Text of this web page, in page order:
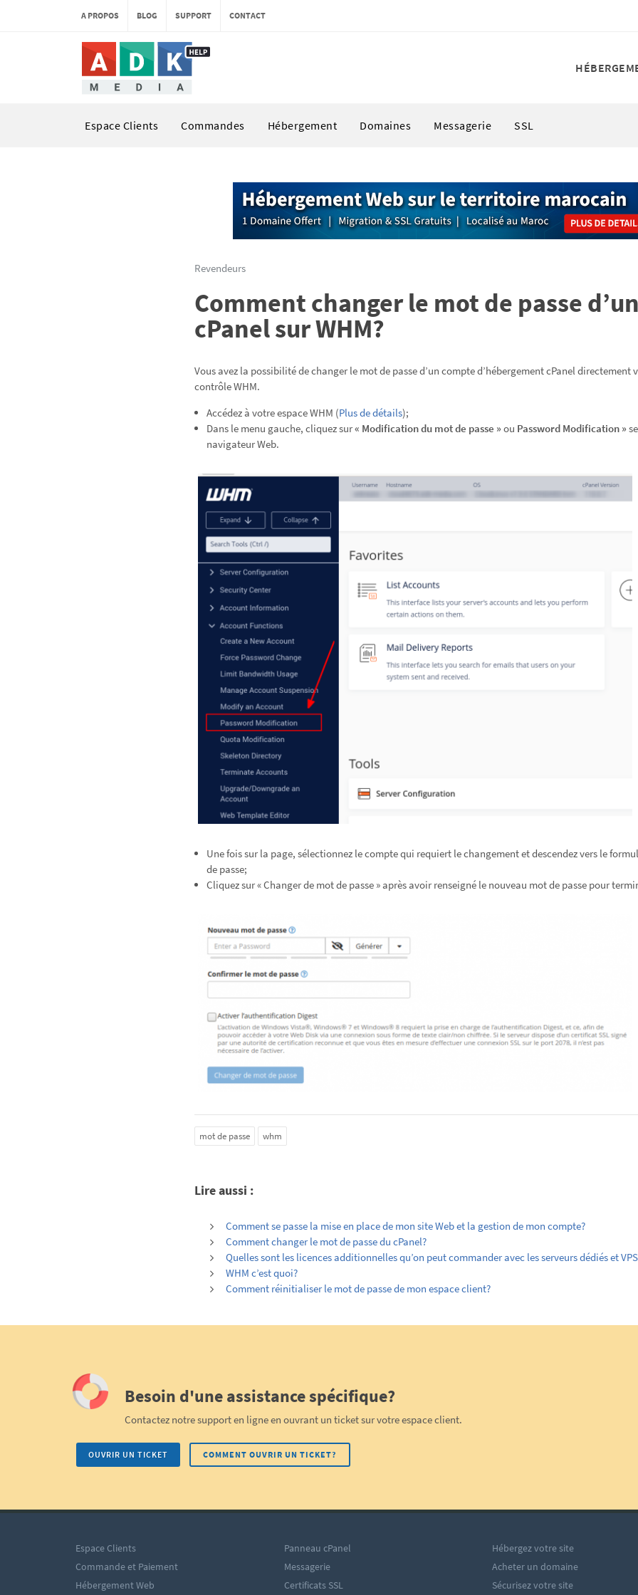
A PROPOS BLOG SUPPORT CONTACT
Espace Clients Commandes Hébergement Domaines Messagerie SSL
Revendeurs
Comment changer le mot de passe
cPanel sur WHM?
Vous avez la possibilité de changer le mot de passe d’un compte d’hébergement cPanel directement
contrôle WHM.
Accédez à votre espace WHM (Plus de détails);
Dans le menu gauche, cliquez sur« Modification du mot de passe » ou Password Modification »
navigateur Web.
Une fois sur la page, sélectionnez le compte qui requiert le changement et descendez vers le
de passe;
Cliquez sur « Changer de mot de passe » après avoir renseigné le nouveau mot de passe pour
mot de passe whm
Lire aussi :
Comment se passe la mise en place de mon site Web et la gestion de mon compte?
Comment changer le mot de passe du cPanel?
Quelles sont les licences additionnelles qu’on peut commander avec les serveurs dédiés et
WHM c’est quoi?
Comment réinitialiser le mot de passe de mon espace client?
Besoin d'une assistance spécifique?
Contactez notre support en ligne en ouvrant un ticket sur votre espace client.
OUVRIR UN TICKET COMMENT OUVRIR UN TICKET?
Espace Clients
Commande et Paiement
Hébergement Web
Panneau cPanel
Messagerie
Certificats SSL
Hébergez votre site
Acheter un domaine
Sécurisez votre site